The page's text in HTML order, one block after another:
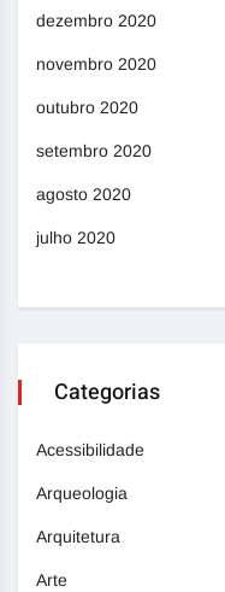
dezembro 2020
novembro 2020
outubro 2020
setembro 2020
agosto 2020
julho 2020
Categorias
Acessibilidade
Arqueologia
Arquitetura
Arte